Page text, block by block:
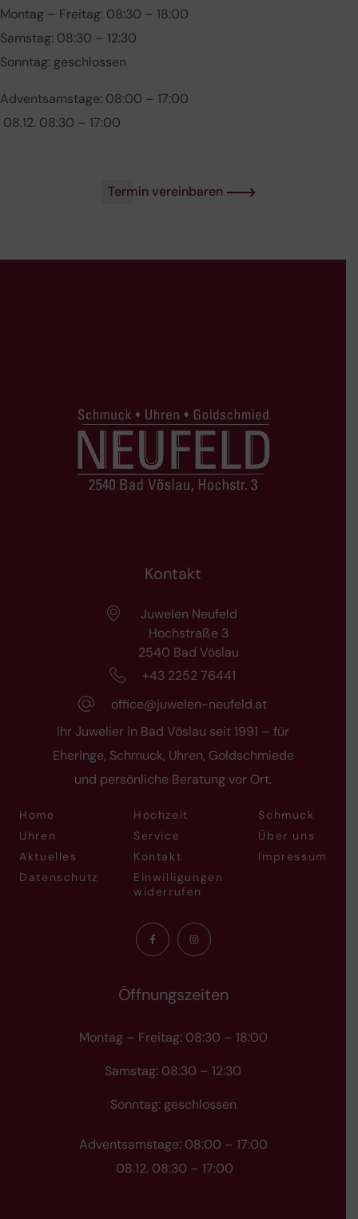
Montag – Freitag: 08:30 – 18:00
Samstag: 08:30 – 12:30
Sonntag: geschlossen
Adventsamstage: 08:00 – 17:00
08.12. 08:30 – 17:00
Termin vereinbaren
Kontakt
Juwelen Neufeld
Hochstraße 3
2540 Bad Vöslau
+43 2252 76441
office@juwelen-neufeld.at
Ihr Juwelier in Bad Vöslau seit 1991 – für
Eheringe, Schmuck, Uhren, Goldschmiede
und persönliche Beratung vor Ort.
Home Hochzeit
Schmuck
Uhren
Service
Über uns
Aktuelles
Kontakt
Impressum
Datenschutz
Einwilligungen
widerrufen
Öffnungszeiten
Montag – Freitag: 08:30 – 18:00
Samstag: 08:30 – 12:30
Sonntag: geschlossen
Adventsamstage: 08:00 – 17:00
08.12. 08:30 – 17:00